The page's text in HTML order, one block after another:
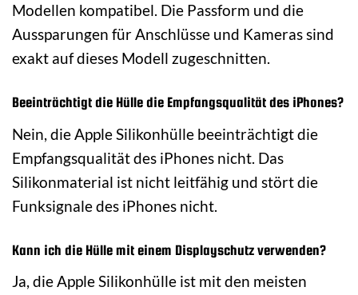
Modellen kompatibel. Die Passform und die
Aussparungen für Anschlüsse und Kameras sind
exakt auf dieses Modell zugeschnitten.
Beeinträchtigt die Hülle die Empfangsqualität des iPhones?
Nein, die Apple Silikonhülle beeinträchtigt die
Empfangsqualität des iPhones nicht. Das
Silikonmaterial ist nicht leitfähig und stört die
Funksignale des iPhones nicht.
Kann ich die Hülle mit einem Displayschutz verwenden?
Ja, die Apple Silikonhülle ist mit den meisten